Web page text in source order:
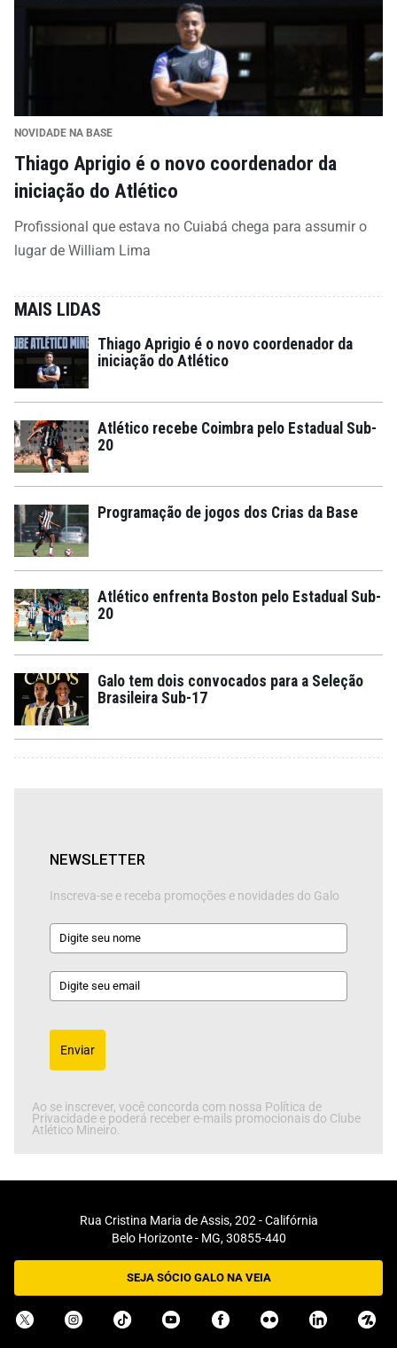
NOVIDADE NA BASE
Thiago Aprigio é o novo coordenador da
iniciação do Atlético
Profissional que estava no Cuiabá chega para assumir o
lugar de William Lima
MAIS LIDAS
Thiago Aprigio é o novo coordenador da
iniciação do Atlético
Atlético recebe Coimbra pelo Estadual Sub-
20
Programação de jogos dos Crias da Base
Atlético enfrenta Boston pelo Estadual Sub-
20
Galo tem dois convocados para a Seleção
Brasileira Sub-17
NEWSLETTER
Inscreva-se e receba promoções e novidades do Galo
Enviar
Ao se inscrever, você concorda com nossa Política de
Privacidade e poderá receber e-mails promocionais do Clube
Atlético Mineiro.
Rua Cristina Maria de Assis, 202 - Califórnia
Belo Horizonte - MG, 30855-440
SEJA SÓCIO GALO NA VEIA